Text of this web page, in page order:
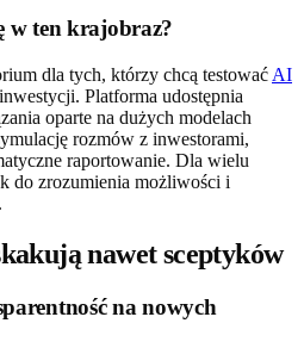
w ten krajobraz?
dla tych, którzy chcą testować AI
Platforma udostępnia
oparte na dużych modelach
rozmów z inwestorami,
raportowanie. Dla wielu
do zrozumienia możliwości i
nawet sceptyków
na nowych